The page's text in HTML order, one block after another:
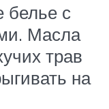
белье с
Масла
трав
на